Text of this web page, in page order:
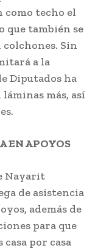
techo el
que también se
Sin
a la
Diputados ha
más, así
EN APOYOS
Nayarit
de asistencia
además de
para que
casa por casa